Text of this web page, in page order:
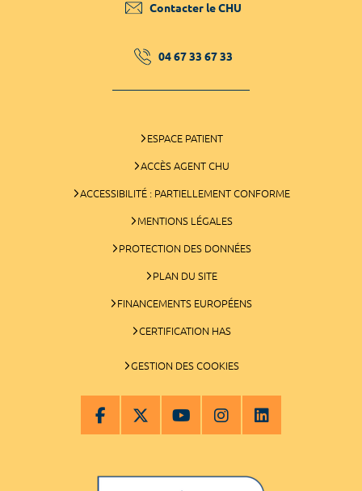
Contacter le CHU
04 67 33 67 33
ESPACE PATIENT
ACCÈS AGENT CHU
ACCESSIBILITÉ : PARTIELLEMENT CONFORME
MENTIONS LÉGALES
PROTECTION DES DONNÉES
PLAN DU SITE
FINANCEMENTS EUROPÉENS
CERTIFICATION HAS
GESTION DES COOKIES